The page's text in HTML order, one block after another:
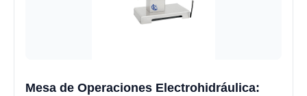
Mesa de Operaciones Electrohidráulica: